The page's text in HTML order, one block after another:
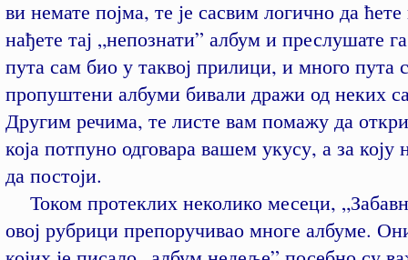
ви немате појма, те је сасвим логично да
нађете тај „непознати” албум и преслушате
пута сам био у таквој прилици, и много
пропуштени албуми бивали дражи од неких
Другим речима, те листе вам помажу да
која потпуно одговара вашем укусу, а за коју
да постоји.
Током протеклих неколико месеци,
овој рубрици препоручивао многе албуме.